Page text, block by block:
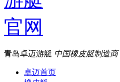
青岛卓迈游艇 中国橡皮艇制造商
卓迈首页